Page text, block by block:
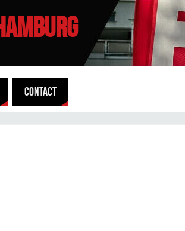
CONTACT